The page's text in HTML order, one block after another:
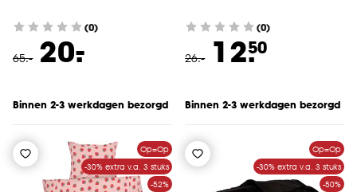
(0)
65.- 20.
-
Binnen 2-3 werkdagen bezorgd
(0)
26.- 12.50
Binnen 2-3 werkdagen bezorgd
Op=Op
-30% extra v.a. 3 stuks
-52%
Op=Op
-30% extra v.a. 3 stuks
-50%